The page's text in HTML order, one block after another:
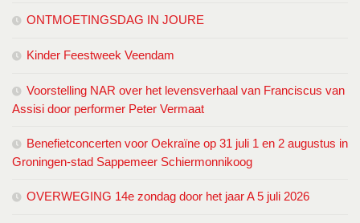
ONTMOETINGSDAG IN JOURE
Kinder Feestweek Veendam
Voorstelling NAR over het levensverhaal van Franciscus van
Assisi door performer Peter Vermaat
Benefietconcerten voor Oekraïne op 31 juli 1 en 2 augustus in
Groningen-stad Sappemeer Schiermonnikoog
OVERWEGING 14e zondag door het jaar A 5 juli 2026